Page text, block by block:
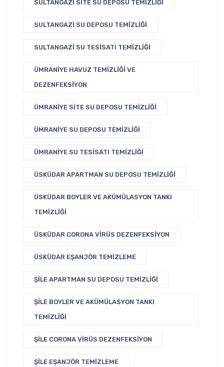
SULTANGAZI SITE SU DEPOSU TEMIZLIĞI
SULTANGAZI SU DEPOSU TEMIZLIĞI
SULTANGAZI SU TESISATI TEMIZLIĞI
ÜMRANIYE HAVUZ TEMIZLIĞI VE
DEZENFEKSIYON
ÜMRANIYE SITE SU DEPOSU TEMIZLIĞI
ÜMRANIYE SU DEPOSU TEMIZLIĞI
ÜMRANIYE SU TESISATI TEMIZLIĞI
ÜSKÜDAR APARTMAN SU DEPOSU TEMIZLIĞI
ÜSKÜDAR BOYLER VE AKÜMÜLASYON TANKI
TEMIZLIĞI
ÜSKÜDAR CORONA VIRÜS DEZENFEKSIYON
ÜSKÜDAR EŞANJÖR TEMIZLEME
ŞILE APARTMAN SU DEPOSU TEMIZLIĞI
ŞILE BOYLER VE AKÜMÜLASYON TANKI
TEMIZLIĞI
ŞILE CORONA VIRÜS DEZENFEKSIYON
ŞILE EŞANJÖR TEMIZLEME